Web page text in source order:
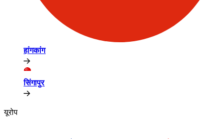
हांगकांग​​
सिंगापुर​​
यूरोप​​